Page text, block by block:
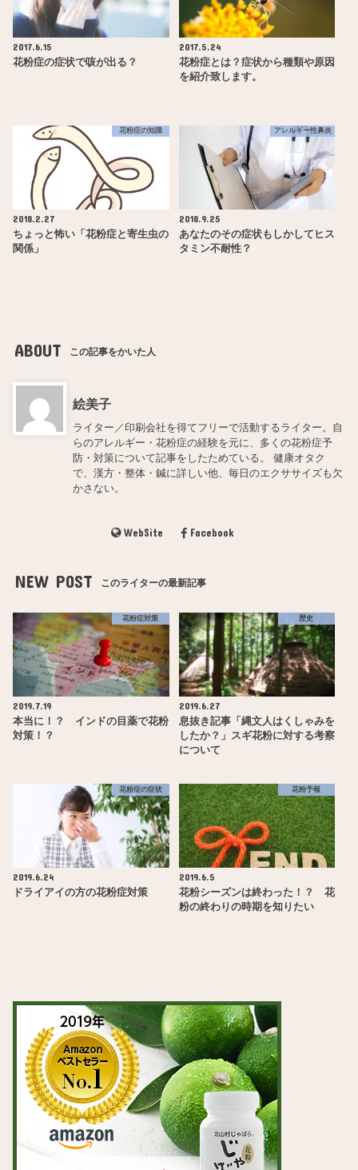
2017.6.15
花粉症の症状で咳が出る？
2017.5.24
花粉症とは？症状から種類や原因
を紹介致します。
花粉症の知識
2018.2.27
ちょっと怖い「花粉症と寄生虫の
関係」
アレルギー性鼻炎
2018.9.25
あなたのその症状もしかしてヒス
タミン不耐性？
ABOUT この記事をかいた人
絵美子
ライター／印刷会社を得てフリーで活動するライター。自
らのアレルギー・花粉症の経験を元に、多くの花粉症予
防・対策について記事をしたためている。 健康オタク
で、漢方・整体・鍼に詳しい他、毎日のエクササイズも欠
かさない。
WebSite Facebook
NEW POST このライターの最新記事
花粉症対策
2019.7.19
本当に！？ インドの目薬で花粉
対策！？
歴史
2019.6.27
息抜き記事「縄文人はくしゃみを
したか？」スギ花粉に対する考察
について
花粉症の症状
2019.6.24
ドライアイの方の花粉症対策
花粉予報
2019.6.5
花粉シーズンは終わった！？ 花
粉の終わりの時期を知りたい